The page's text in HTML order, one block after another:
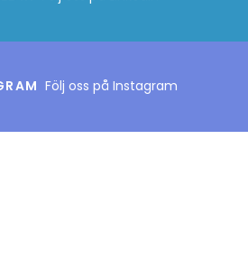
Följ oss på Instagram